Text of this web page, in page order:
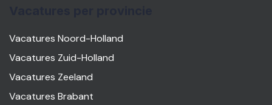
Vacatures Noord-Holland
Vacatures Zuid-Holland
Vacatures Zeeland
Vacatures Brabant